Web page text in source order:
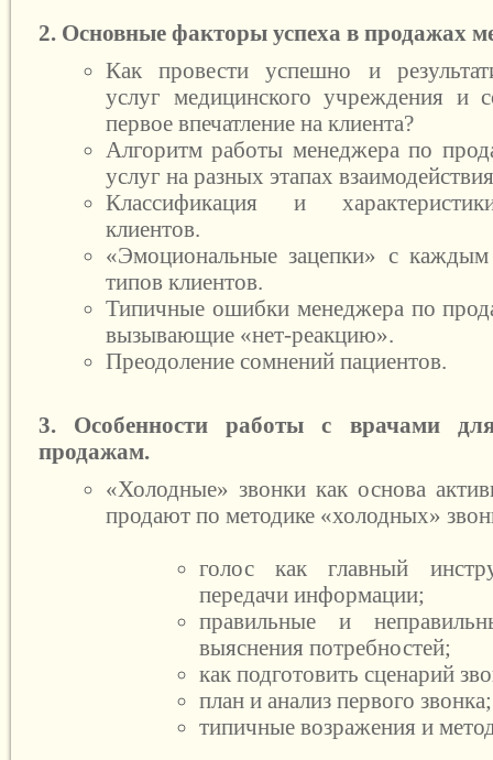
2. Основные факторы успеха в продажах
Как провести успешно и
услуг медицинского учреждения и
первое впечатление на клиента?
Алгоритм работы менеджера по
услуг на разных этапах
Классификация и
клиентов.
«Эмоциональные зацепки» с
типов клиентов.
Типичные ошибки менеджера по
вызывающие «нет-реакцию».
Преодоление сомнений пациентов.
3. Особенности работы с врачами
продажам.
«Холодные» звонки как основа
продают по методике «холодных»
голос как главный
передачи информации;
правильные и
выяснения потребностей;
как подготовить сценарий
план и анализ первого звонка;
типичные возражения и